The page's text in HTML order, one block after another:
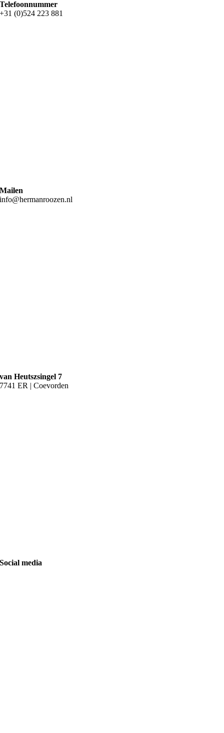
Telefoonnummer
+31 (0)524 223 881
Mailen
info@hermanroozen.nl
van Heutszsingel 7
7741 ER | Coevorden
Social media